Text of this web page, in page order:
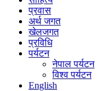
प्रवास
अर्थ जगत
खेलजगत
प्रविधि
पर्यटन
नेपाल पर्यटन
विश्व पर्यटन
English